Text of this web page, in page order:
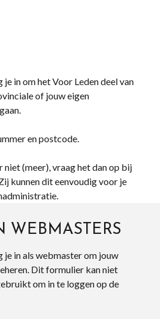
in om het Voor Leden deel van
of jouw eigen
en postcode.
niet (meer), vraag het dan op bij
kunnen dit eenvoudig voor je
WEBMASTERS
in als webmaster om jouw
Dit formulier kan niet
om in te loggen op de